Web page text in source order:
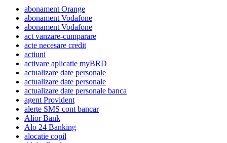
abonament Orange
abonament Vodafone
abonament Vodafone
act vanzare-cumparare
acte necesare credit
actiuni
activare aplicatie myBRD
actualizare date personale
actualizare date personale
actualizare date personale banca
agent Provident
alerte SMS cont bancar
Alior Bank
Alo 24 Banking
alocatie copil